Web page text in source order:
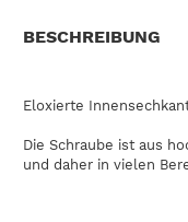
BESCHREIBUNG
Eloxierte
Die Schraube ist aus
und daher in vielen